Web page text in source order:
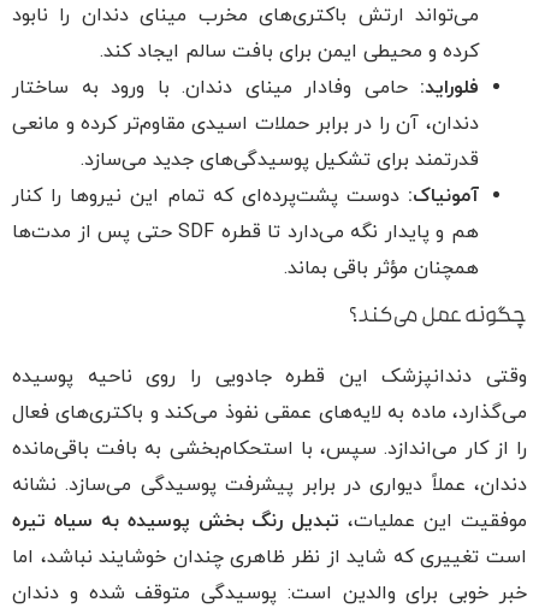
می‌تواند ارتش باکتری‌های مخرب مینای دندان را نابود
کرده و محیطی ایمن برای بافت سالم ایجاد کند.
فلوراید: حامی وفادار مینای دندان. با ورود به ساختار
دندان، آن را در برابر حملات اسیدی مقاوم‌تر کرده و مانعی
قدرتمند برای تشکیل پوسیدگی‌های جدید می‌سازد.
آمونیاک: دوست پشت‌پرده‌ای که تمام این نیروها را کنار
هم و پایدار نگه می‌دارد تا قطره SDF حتی پس از مدت‌ها
همچنان مؤثر باقی بماند.
چگونه عمل می‌کند؟
وقتی دندانپزشک این قطره جادویی را روی ناحیه پوسیده
می‌گذارد، ماده به لایه‌های عمقی نفوذ می‌کند و باکتری‌های فعال
را از کار می‌اندازد. سپس، با استحکام‌بخشی به بافت باقی‌مانده
دندان، عملاً دیواری در برابر پیشرفت پوسیدگی می‌سازد. نشانه
موفقیت این عملیات، تبدیل رنگ بخش پوسیده به سیاه تیره
است تغییری که شاید از نظر ظاهری چندان خوشایند نباشد، اما
خبر خوبی برای والدین است: پوسیدگی متوقف شده و دندان